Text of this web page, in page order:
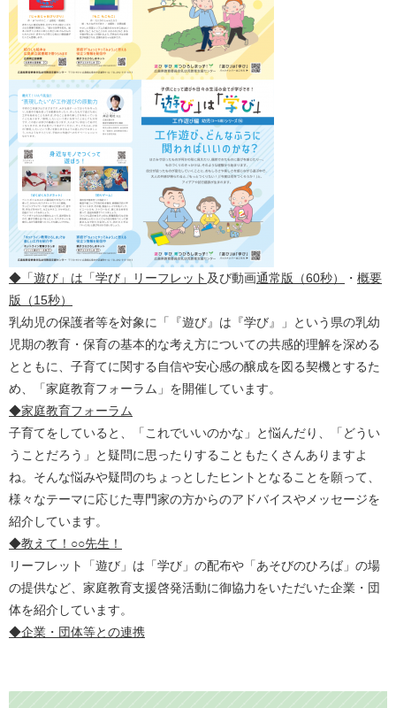
◆「遊び」は「学び」リーフレット 及び動画通常版（60秒） ・ 概要
版（15秒）
乳幼児の保護者等を対象に「『遊び』は『学び』」という県の乳幼
児期の教育・保育の基本的な考え方についての共感的理解を深める
とともに、子育てに関する自信や安心感の醸成を図る契機とするた
め、「家庭教育フォーラム」を開催しています。
◆家庭教育フォーラム
​子育てをしていると、「これでいいのかな」と悩んだり、「どうい
うことだろう」と疑問に思ったりすることもたくさんありますよ
ね。そんな悩みや疑問のちょっとしたヒントとなることを願って、
様々なテーマに応じた専門家の方からのアドバイスやメッセージを
紹介しています。
◆教えて！○○先生！
リーフレット「遊び」は「学び」の配布や「あそびのひろば」の場
の提供など、家庭教育支援啓発活動に御協力をいただいた企業・団
体を紹介しています。
◆企業・団体等との連携